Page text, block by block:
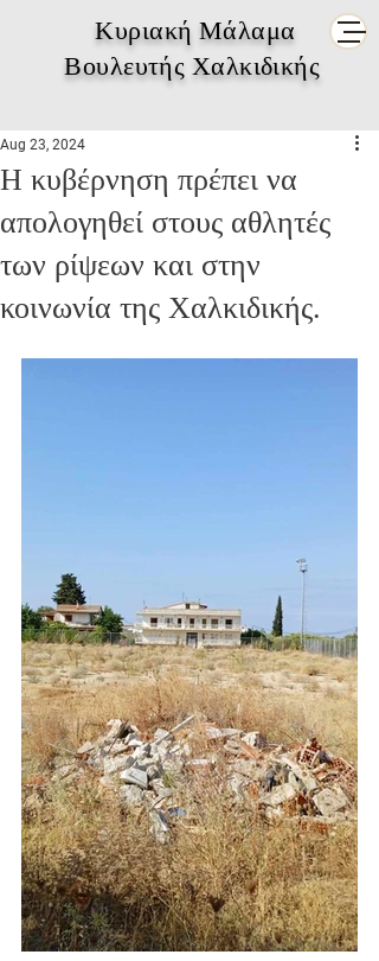
Κυριακή Μάλαμα
Βουλευτής Χαλκιδικής
Η κυβέρνηση πρέπει να
απολογηθεί στους αθλητές
των ρίψεων και στην
κοινωνία της Χαλκιδικής.
Aug 23, 2024